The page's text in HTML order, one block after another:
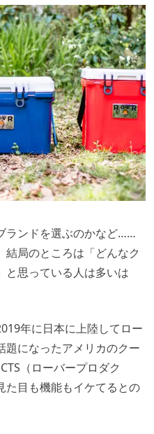
ランドを選ぶのかなど……
局のところは「どんなク
と思っている人は多いは
年に日本に上陸してロー
題になったアメリカのクー
（ローバープロダク
た目も機能もイケてるとの